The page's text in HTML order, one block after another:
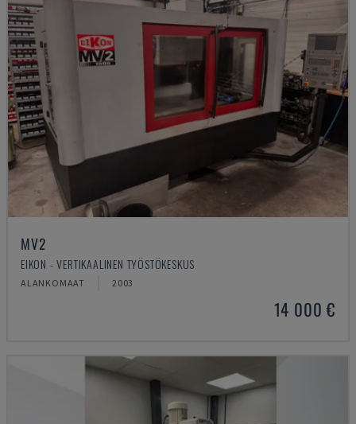
MV2
EIKON - VERTIKAALINEN TYÖSTÖKESKUS
ALANKOMAAT 2003
14 000 €